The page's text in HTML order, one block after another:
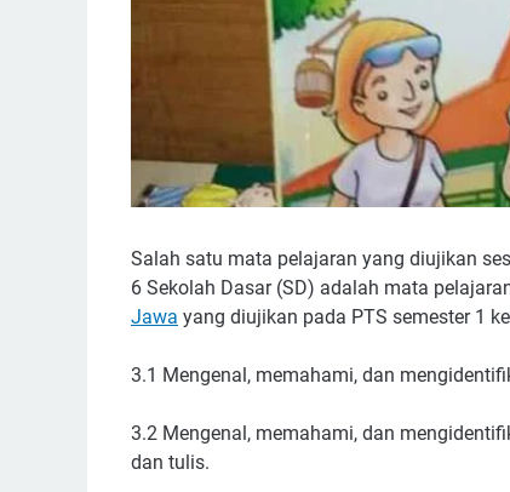
Salah satu mata pelajaran yang diujikan
6 Sekolah Dasar (SD) adalah mata
Jawa yang diujikan pada PTS semester 1
3.1 Mengenal, memahami, dan
3.2 Mengenal, memahami, dan
dan tulis.